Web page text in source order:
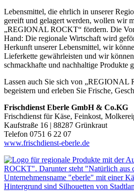
Lebensmittel, die ehrlich in unserer
gereift und gelagert werden, wollen wir
„REGIONAL ROCKT“ fördern. Die
Hand: Die regionale Wirtschaft wird
Herkunft unserer Lebensmittel, wir
Lieferkette gewährleisten und wir
schmackhafte und nachhaltige Produkte
Lassen auch Sie sich von „REGIONAL
begeistern und erleben Sie Frische,
Frischdienst Eberle GmbH & Co.KG
Frischdienst für Käse, Feinkost,
Kaufstraße 16 | 88287 Grünkraut
Telefon 0751 6 22 07
www.frischdienst-eberle.de